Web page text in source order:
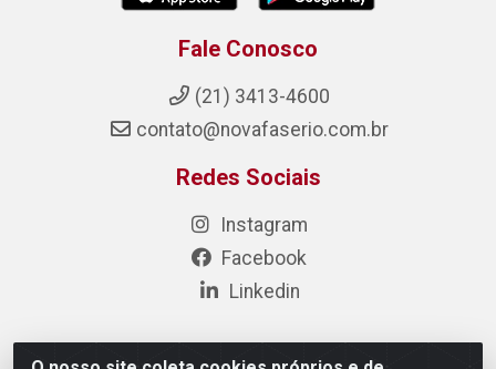
Fale Conosco
(21) 3413-4600
contato@novafaserio.com.br
Redes Sociais
Instagram
Facebook
Linkedin